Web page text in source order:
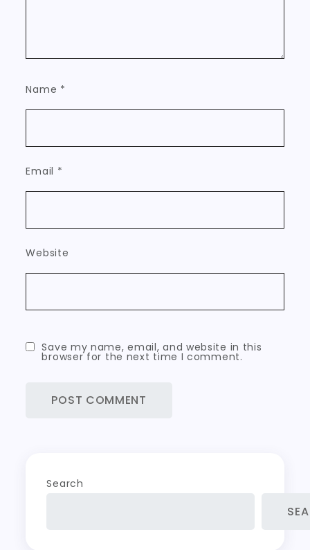
Name *
Email *
Website
Save my name, email, and website in this
browser for the next time I comment.
Search